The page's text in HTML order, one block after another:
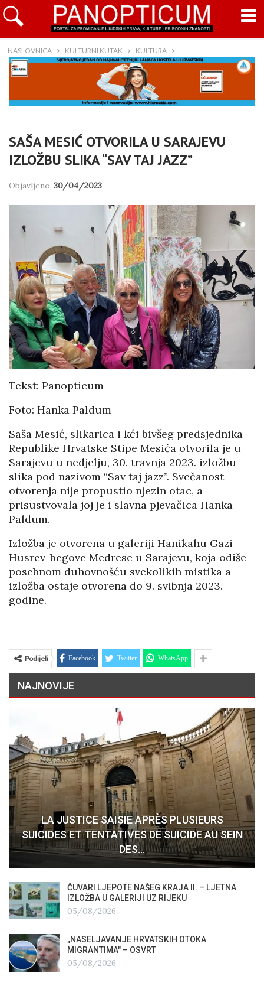
NASLOVNICA KULTURNI KUTAK KULTURA
SAŠA MESIĆ OTVORILA U SARAJEVU
IZLOŽBU SLIKA “SAV TAJ JAZZ”
Objavljeno 30/04/2023
Tekst: Panopticum
Foto: Hanka Paldum
Saša Mesić, slikarica i kći bivšeg predsjednika
Republike Hrvatske Stipe Mesića otvorila je u
Sarajevu u nedjelju, 30. travnja 2023. izložbu
slika pod nazivom “Sav taj jazz”. Svečanost
otvorenja nije propustio njezin otac, a
prisustvovala joj je i slavna pjevačica Hanka
Paldum.
Izložba je otvorena u galeriji Hanikahu Gazi
Husrev-begove Medrese u Sarajevu, koja odiše
posebnom duhovnošću svekolikih mistika a
izložba ostaje otvorena do 9. svibnja 2023.
godine.
Podijeli Facebook Twitter WhatsApp
NAJNOVIJE
LA JUSTICE SAISIE APRÈS PLUSIEURS
SUICIDES ET TENTATIVES DE SUICIDE AU SEIN
DES…
ČUVARI LJEPOTE NAŠEG KRAJA II. – LJETNA
IZLOŽBA U GALERIJI UZ RIJEKU
05/08/2026
„NASELJAVANJE HRVATSKIH OTOKA
MIGRANTIMA″ – OSVRT
05/08/2026